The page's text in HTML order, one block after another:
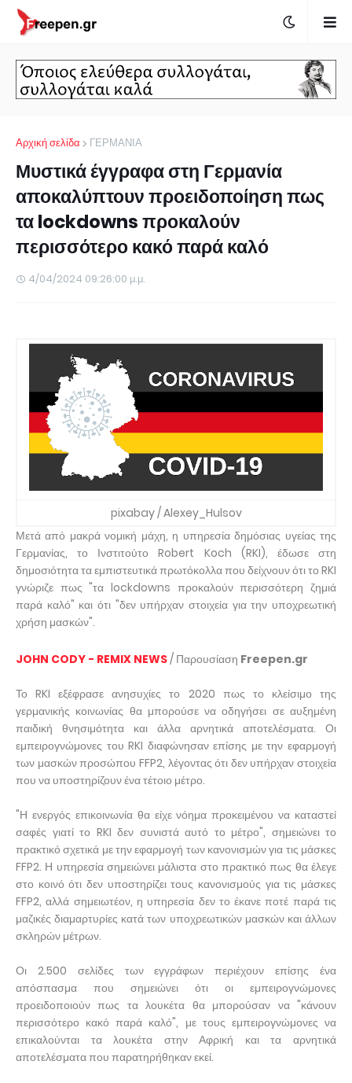
Αρχική σελίδα ΓΕΡΜΑΝΙΑ
Μυστικά έγγραφα στη Γερμανία
αποκαλύπτουν προειδοποίηση πως
τα lockdowns προκαλούν
περισσότερο κακό παρά καλό
4/04/2024 09:26:00 μ.μ.
pixabay / Alexey_Hulsov
Μετά από μακρά νομική μάχη, η υπηρεσία δημόσιας υγείας της
Γερμανίας, το Ινστιτούτο Robert Koch (RKI), έδωσε στη
δημοσιότητα τα εμπιστευτικά πρωτόκολλα που δείχνουν ότι το RKI
γνώριζε πως "τα lockdowns προκαλούν περισσότερη ζημιά
παρά καλό" και ότι "δεν υπήρχαν στοιχεία για την υποχρεωτική
χρήση μασκών".
JOHN CODY - REMIX NEWS/ Παρουσίαση Freepen.gr
Το RKI εξέφρασε ανησυχίες το 2020 πως το κλείσιμο της
γερμανικής κοινωνίας θα μπορούσε να οδηγήσει σε αυξημένη
παιδική θνησιμότητα και άλλα αρνητικά αποτελέσματα. Οι
εμπειρογνώμονες του RKI διαφώνησαν επίσης με την εφαρμογή
των μασκών προσώπου FFP2, λέγοντας ότι δεν υπήρχαν στοιχεία
που να υποστηρίζουν ένα τέτοιο μέτρο.
"Η ενεργός επικοινωνία θα είχε νόημα προκειμένου να καταστεί
σαφές γιατί το RKI δεν συνιστά αυτό το μέτρο", σημειώνει το
πρακτικό σχετικά με την εφαρμογή των κανονισμών για τις μάσκες
FFP2. Η υπηρεσία σημειώνει μάλιστα στο πρακτικό πως θα έλεγε
στο κοινό ότι δεν υποστηρίζει τους κανονισμούς για τις μάσκες
FFP2, αλλά σημειωτέον, η υπηρεσία δεν το έκανε ποτέ παρά τις
μαζικές διαμαρτυρίες κατά των υποχρεωτικών μασκών και άλλων
σκληρών μέτρων.
Οι 2.500 σελίδες των εγγράφων περιέχουν επίσης ένα
απόσπασμα που σημειώνει ότι οι εμπειρογνώμονες
προειδοποιούν πως τα λουκέτα θα μπορούσαν να "κάνουν
περισσότερο κακό παρά καλό", με τους εμπειρογνώμονες να
επικαλούνται τα λουκέτα στην Αφρική και τα αρνητικά
αποτελέσματα που παρατηρήθηκαν εκεί.